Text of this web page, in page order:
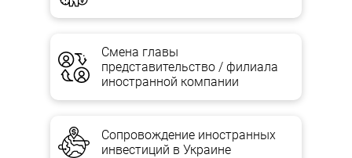
Смена главы
представительство / филиала
иностранной компании
Сопровождение иностранных
инвестиций в Украине